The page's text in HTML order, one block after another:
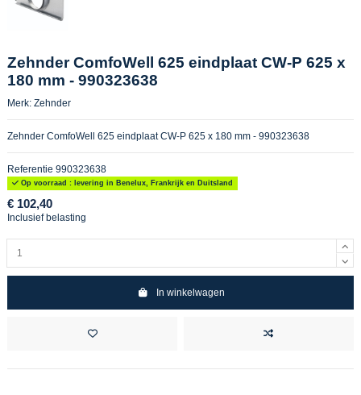
Zehnder ComfoWell 625 eindplaat CW-P 625 x
180 mm - 990323638
Merk: Zehnder
Zehnder ComfoWell 625 eindplaat CW-P 625 x 180 mm - 990323638
Referentie 990323638
Op voorraad : levering in Benelux, Frankrijk en Duitsland
€ 102,40
Inclusief belasting
In winkelwagen